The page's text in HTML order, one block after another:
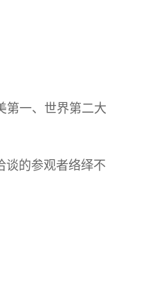
第一、世界第二大
谈的参观者络绎不